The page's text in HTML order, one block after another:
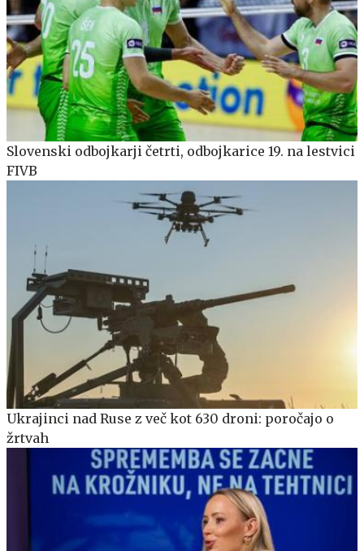
Slovenski odbojkarji četrti, odbojkarice 19. na lestvici
FIVB
Ukrajinci nad Ruse z več kot 630 droni: poročajo o
žrtvah